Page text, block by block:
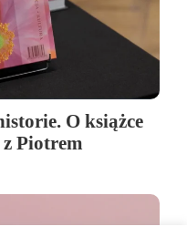
O książce
Piotrem